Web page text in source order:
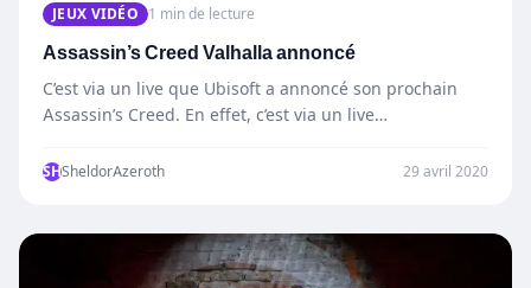
JEUX VIDÉO 1 min de lecture
Assassin’s Creed Valhalla annoncé
C’est via un live que Ubisoft a annoncé son prochain
Assassin’s Creed. En effet, c’est via un live…
SHSheldorAzeroth 29 avril 2020